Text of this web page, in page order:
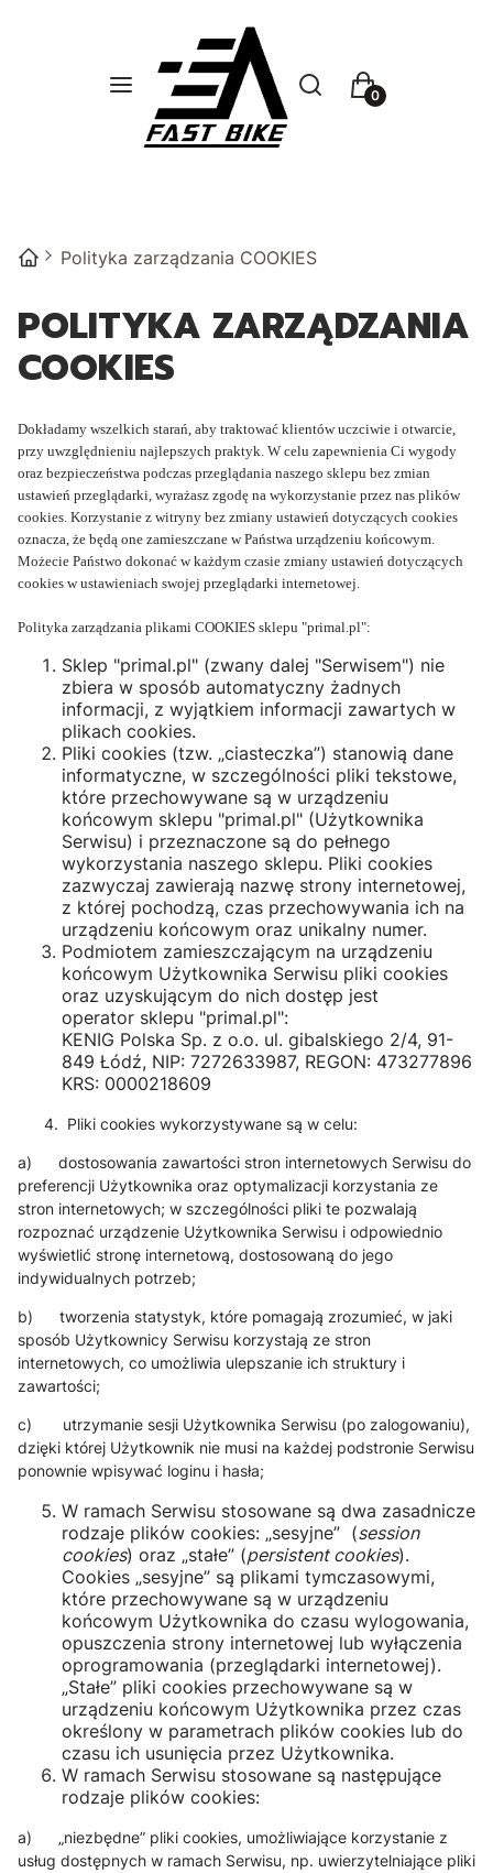
Menu Otwórz wyszukiwarkę
Szukaj Koszyk
Polityka zarządzania COOKIES
POLITYKA ZARZĄDZANIA
COOKIES
Dokładamy wszelkich starań, aby traktować klientów uczciwie i otwarcie,
przy uwzględnieniu najlepszych praktyk. W celu zapewnienia Ci wygody
oraz bezpieczeństwa podczas przeglądania naszego sklepu bez zmian
ustawień przeglądarki, wyrażasz zgodę na wykorzystanie przez nas plików
cookies. Korzystanie z witryny bez zmiany ustawień dotyczących cookies
oznacza, że będą one zamieszczane w Państwa urządzeniu końcowym.
Możecie Państwo dokonać w każdym czasie zmiany ustawień dotyczących
cookies w ustawieniach swojej przeglądarki internetowej.
Polityka zarządzania plikami COOKIES sklepu "primal.pl":
Sklep "primal.pl" (zwany dalej "Serwisem") nie
zbiera w sposób automatyczny żadnych
informacji, z wyjątkiem informacji zawartych w
plikach cookies.
Pliki cookies (tzw. „ciasteczka”) stanowią dane
informatyczne, w szczególności pliki tekstowe,
które przechowywane są w urządzeniu
końcowym sklepu "primal.pl" (Użytkownika
Serwisu) i przeznaczone są do pełnego
wykorzystania naszego sklepu. Pliki cookies
zazwyczaj zawierają nazwę strony internetowej,
z której pochodzą, czas przechowywania ich na
urządzeniu końcowym oraz unikalny numer.
Podmiotem zamieszczającym na urządzeniu
końcowym Użytkownika Serwisu pliki cookies
oraz uzyskującym do nich dostęp jest
operator sklepu "primal.pl":
KENIG Polska Sp. z o.o. ul. gibalskiego 2/4, 91-
849 Łódź, NIP: 7272633987, REGON: 473277896
KRS: 0000218609
4. Pliki cookies wykorzystywane są w celu:
a) dostosowania zawartości stron internetowych Serwisu do
preferencji Użytkownika oraz optymalizacji korzystania ze
stron internetowych; w szczególności pliki te pozwalają
rozpoznać urządzenie Użytkownika Serwisu i odpowiednio
wyświetlić stronę internetową, dostosowaną do jego
indywidualnych potrzeb;
b) tworzenia statystyk, które pomagają zrozumieć, w jaki
sposób Użytkownicy Serwisu korzystają ze stron
internetowych, co umożliwia ulepszanie ich struktury i
zawartości;
c) utrzymanie sesji Użytkownika Serwisu (po zalogowaniu),
dzięki której Użytkownik nie musi na każdej podstronie Serwisu
ponownie wpisywać loginu i hasła;
W ramach Serwisu stosowane są dwa zasadnicze
rodzaje plików cookies: „sesyjne” (session
cookies) oraz „stałe” (persistent cookies).
Cookies „sesyjne” są plikami tymczasowymi,
które przechowywane są w urządzeniu
końcowym Użytkownika do czasu wylogowania,
opuszczenia strony internetowej lub wyłączenia
oprogramowania (przeglądarki internetowej).
„Stałe” pliki cookies przechowywane są w
urządzeniu końcowym Użytkownika przez czas
określony w parametrach plików cookies lub do
czasu ich usunięcia przez Użytkownika.
W ramach Serwisu stosowane są następujące
rodzaje plików cookies:
a) „niezbędne” pliki cookies, umożliwiające korzystanie z
usług dostępnych w ramach Serwisu, np. uwierzytelniające pliki